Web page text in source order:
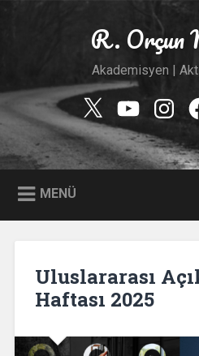
R. Orçun
Akademisyen |
Twitter
MENÜ
Uluslararası
Haftası 2025